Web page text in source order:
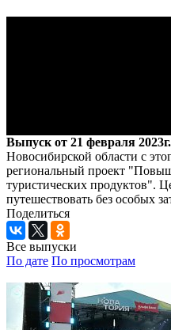
Выпуск от 21 февраля 2023г.
Новосибирской области с
региональный проект
туристических продуктов".
путешествовать без особых
Поделиться
Все выпуски
По дате По просмотрам